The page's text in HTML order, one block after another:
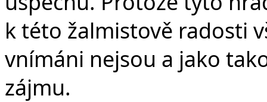
k této žalmistově radosti
vnímáni nejsou a jako
zájmu.